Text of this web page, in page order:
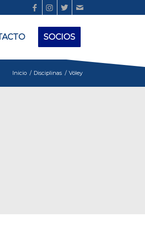
SOCIOS
Inicio / Disciplinas / Vóley